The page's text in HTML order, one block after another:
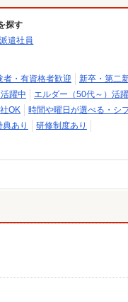
探す
派遣社員
者・有資格者歓迎
新卒・第二
躍中
エルダー（50代～）活
OK
時間や曜日が選べる・シ
あり
研修制度あり